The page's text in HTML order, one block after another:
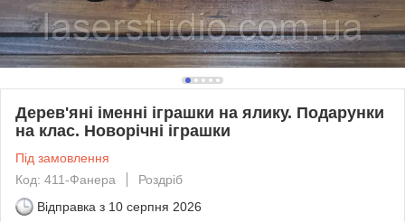
Дерев'яні іменні іграшки на ялику. Подарунки
на клас. Новорічні іграшки
Під замовлення
Код: 411-Фанера
Роздріб
Відправка з 10 серпня 2026